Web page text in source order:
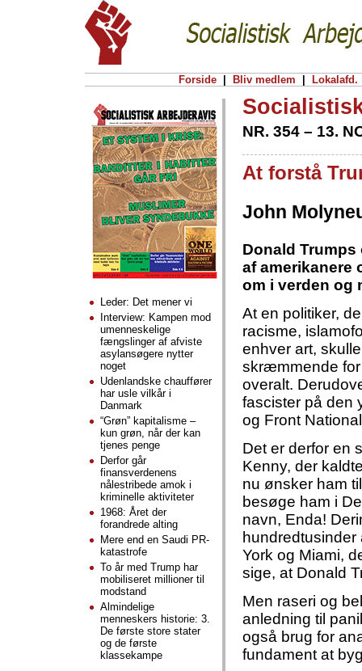
Forside Bliv medlem Lokalafd.
NR. 354 – 13.
At forstå
John
Donald
af amerikanere
om i verden og
At en politiker,
racisme,
enhver art,
skræmmende for
overalt.
fascister på den
og Front
Det er derfor en
Kenny, der
nu ønsker ham
besøge ham i
navn, Enda!
hundredtusinder
York og Miami,
sige, at Donald
Men raseri og
anledning til
også brug for
fundament at
Leder: Det mener vi
Interview: Kampen mod
umenneskelige
fængslinger af afviste
asylansøgere nytter
noget
Udenlandske chauffører
har usle vilkår i
Danmark
“Grøn” kapitalisme –
kun grøn, når der kan
tjenes penge
Derfor går
finansverdenens
nålestribede amok i
kriminelle aktiviteter
1968: Året der
forandrede alting
Mere end en Saudi PR-
katastrofe
To år med Trump har
mobiliseret millioner til
modstand
Almindelige
menneskers historie: 3.
De første store stater
og de første
klassekampe